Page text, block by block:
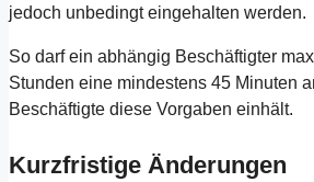
jedoch unbedingt eingehalten werden.
So darf ein abhängig Beschäftigter
Stunden eine mindestens 45 Minuten
Beschäftigte diese Vorgaben einhält.
Kurzfristige Änderungen